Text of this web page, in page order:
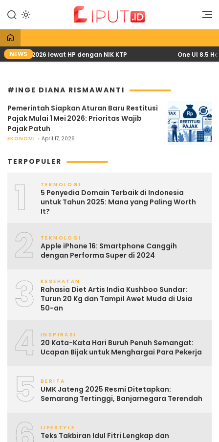
konten
Liput
Liputan Digital
NEWS
April 2026 lewat HP dengan NIK KTP One UI 8.5
#INGE DIANA RISMAWANTI
Pemerintah Siapkan Aturan Baru Restitusi
Pajak Mulai 1 Mei 2026: Prioritas Wajib
Pajak Patuh
EKONOMI April 17, 2026
TERPOPULER
1 TEKNOLOGI
5 Penyedia Domain Terbaik di Indonesia
untuk Tahun 2025: Mana yang Paling Worth
It?
2 TEKNOLOGI
Apple iPhone 16: Smartphone Canggih
dengan Performa Super di 2024
3 KESEHATAN
Rahasia Diet Artis India Kushboo Sundar:
Turun 20 Kg dan Tampil Awet Muda di Usia
50-an
4 INSPIRASI
20 Kata-Kata Hari Buruh Penuh Semangat:
Ucapan Bijak untuk Menghargai Para Pekerja
5 BERITA
UMK Jateng 2025 Resmi Ditetapkan:
Semarang Tertinggi, Banjarnegara Terendah
LIFESTYLE
Teks Takbiran Idul Fitri Lengkap dan